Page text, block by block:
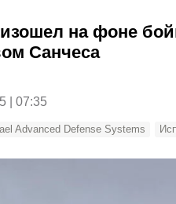
на фоне
Санчеса
| 07:35
Advanced Defense Systems